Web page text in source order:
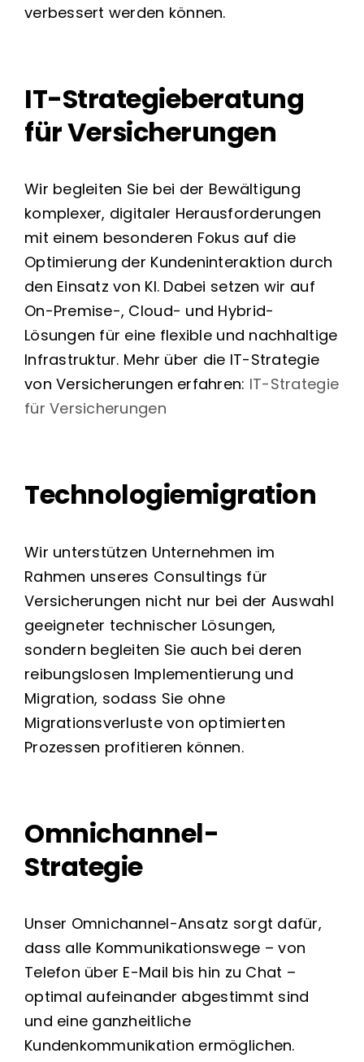
verbessert werden können.
IT-Strategieberatung
für Versicherungen
Wir begleiten Sie bei der Bewältigung
komplexer, digitaler Herausforderungen
mit einem besonderen Fokus auf die
Optimierung der Kundeninteraktion durch
den Einsatz von KI. Dabei setzen wir auf
On-Premise-, Cloud- und Hybrid-
Lösungen für eine flexible und nachhaltige
Infrastruktur. Mehr über die IT-Strategie
von Versicherungen erfahren: IT-Strategie
für Versicherungen
Technologiemigration
Wir unterstützen Unternehmen im
Rahmen unseres Consultings für
Versicherungen nicht nur bei der Auswahl
geeigneter technischer Lösungen,
sondern begleiten Sie auch bei deren
reibungslosen Implementierung und
Migration, sodass Sie ohne
Migrationsverluste von optimierten
Prozessen profitieren können.
Omnichannel-
Strategie
Unser Omnichannel-Ansatz sorgt dafür,
dass alle Kommunikationswege – von
Telefon über E-Mail bis hin zu Chat –
optimal aufeinander abgestimmt sind
und eine ganzheitliche
Kundenkommunikation ermöglichen.